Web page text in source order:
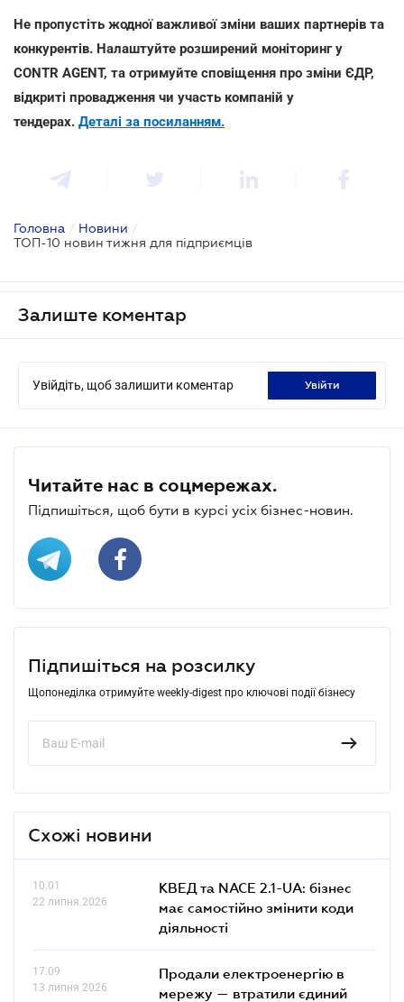
Не пропустіть жодної важливої зміни ваших партнерів та
конкурентів. Налаштуйте розширений моніторинг у
CONTR AGENT, та отримуйте сповіщення про зміни ЄДР,
відкриті провадження чи участь компаній у
тендерах. Деталі за посиланням.
Головна / Новини /
ТОП-10 новин тижня для підприємців
Залиште коментар
Увійдіть, щоб залишити коментар увійти
Читайте нас в соцмережах.
Підпишіться, щоб бути в курсі усіх бізнес-новин.
Підпишіться на розсилку
Щопонеділка отримуйте weekly-digest про ключові події бізнесу
Схожі новини
10.01
22 липня 2026
КВЕД та NACE 2.1-UA: бізнес
має самостійно змінити коди
діяльності
17.09
13 липня 2026
Продали електроенергію в
мережу — втратили єдиний